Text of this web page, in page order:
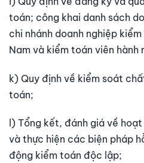
toán; công khai danh sách
chi nhánh doanh nghiệp
Nam và kiểm toán viên hành
k) Quy định về kiểm soát
toán;
l) Tổng kết, đánh giá về
và thực hiện các biện pháp
động kiểm toán độc lập;